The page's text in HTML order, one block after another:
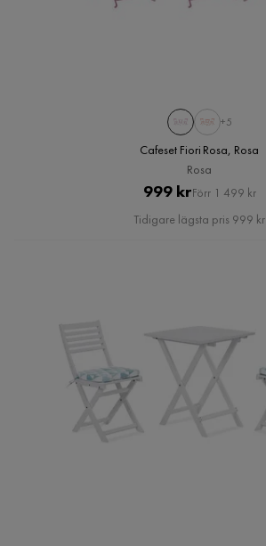
+5
Cafeset Fiori Rosa, Rosa
Rosa
Pris
999 kr Original
Pris
Förr 1 499 kr
Tidigare lägsta pris 999 kr